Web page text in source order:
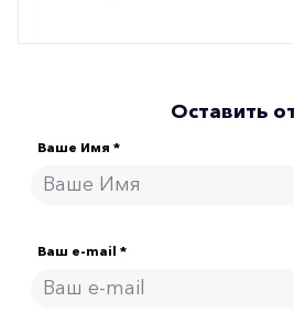
Оставить
Ваше Имя *
Ваш e-mail *